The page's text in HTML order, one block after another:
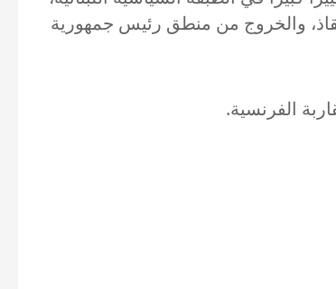
والخروج من منطق رئيس جمهورية
الفرنسية.